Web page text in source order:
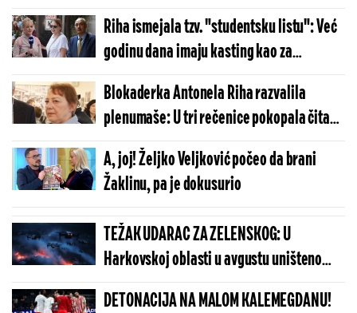
Manojlovića!
Riha ismejala tzv. "studentsku listu": Već
godinu dana imaju kasting kao za
telenovelu - da li će na listi biti Lompar ili
Žaklina?! (VIDEO)
Blokaderka Antonela Riha razvalila
plenumaše: U tri rečenice pokopala čitav
zgubidanski pokret koji je do juče
podržavala
A, joj! Željko Veljković počeo da brani
Žaklinu, pa je dokusurio
TEŽAK UDARAC ZA ZELENSKOG: U
Harkovskoj oblasti u avgustu uništeno
više od 100 „baba jaga“
DETONACIJA NA MALOM KALEMEGDANU!